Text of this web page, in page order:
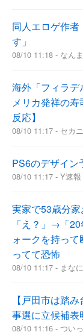
同人エロゲ作者
す」
08/10 11:18 - なん
海外「フィラ
メリカ発祥の
反応】
08/10 11:17 - セカニ
PS6のデザイン
08/10 11:17 - Y速報
実家で53歳分
「え？」→「
ォークを持っ
ってて恐怖
08/10 11:17 - まな
【戸田市は踏
事選に立候補表
08/10 11:16 - つい